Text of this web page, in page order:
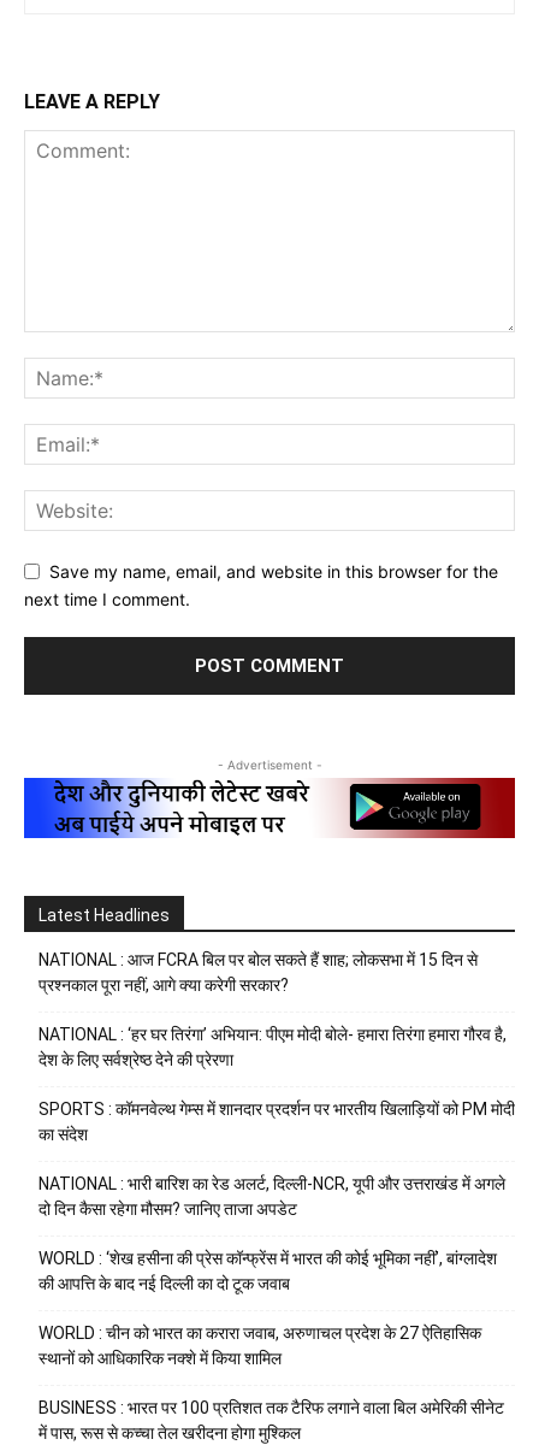
LEAVE A REPLY
Save my name, email, and website in this browser for the
next time I comment.
- Advertisement -
Latest Headlines
NATIONAL : आज FCRA बिल पर बोल सकते हैं शाह; लोकसभा में 15 दिन से
प्रश्नकाल पूरा नहीं, आगे क्या करेगी सरकार?
NATIONAL : ‘हर घर तिरंगा’ अभियान: पीएम मोदी बोले- हमारा तिरंगा हमारा गौरव है,
देश के लिए सर्वश्रेष्ठ देने की प्रेरणा
SPORTS : कॉमनवेल्थ गेम्स में शानदार प्रदर्शन पर भारतीय खिलाड़ियों को PM मोदी
का संदेश
NATIONAL : भारी बारिश का रेड अलर्ट, दिल्ली-NCR, यूपी और उत्तराखंड में अगले
दो दिन कैसा रहेगा मौसम? जानिए ताजा अपडेट
WORLD : ‘शेख हसीना की प्रेस कॉन्फ्रेंस में भारत की कोई भूमिका नहीं’, बांग्लादेश
की आपत्ति के बाद नई दिल्ली का दो टूक जवाब
WORLD : चीन को भारत का करारा जवाब, अरुणाचल प्रदेश के 27 ऐतिहासिक
स्थानों को आधिकारिक नक्शे में किया शामिल
BUSINESS : भारत पर 100 प्रतिशत तक टैरिफ लगाने वाला बिल अमेरिकी सीनेट
में पास, रूस से कच्चा तेल खरीदना होगा मुश्किल